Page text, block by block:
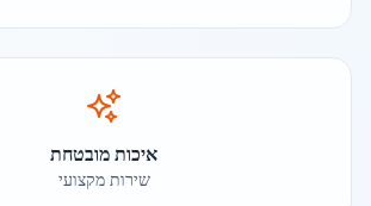
איכות מובטחת
שירות מקצועי